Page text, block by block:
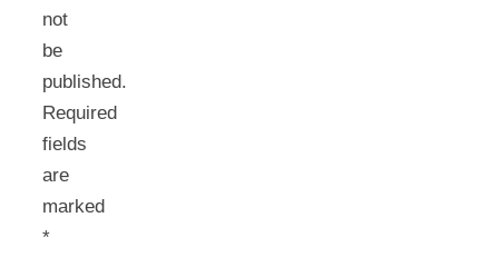
not
be
published.
Required
fields
are
marked
*